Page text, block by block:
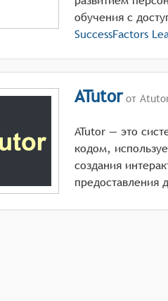
обучения с
SuccessFactors
ATutorот
ATutor — это
кодом,
создания
предоставления